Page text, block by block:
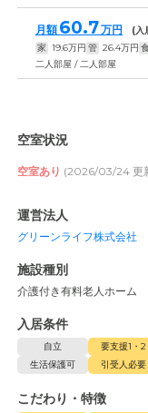
月額 60.7万円 (入
家 19.6万円 管 26.4万円
二人部屋 / 二人部屋
空室状況
空室あり (2026/03/24 更
運営法人
グリーンライフ株式会社
施設種別
介護付き有料老人ホーム
入居条件
自立 要支援1・2
生活保護可
引受人必要
こだわり・特徴